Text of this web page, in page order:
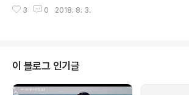
아니다. 그가 하는 요리의 방식과 더불어, 이 프로그램이 구
로그램을 통해 욕 잘하는 센 캐릭터로 각인되어 있는 인물이
터와 엄마의 이미지가 더해지면 그 어렵던 시절에 쉽지 않은
건사한 억척 엄마의 ..
3 0 2018. 8. 3.
이 블로그 인기글